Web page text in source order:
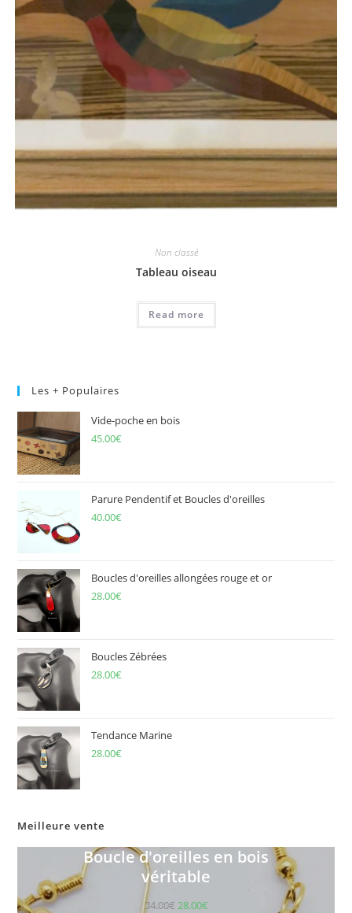
Non classé
Tableau oiseau
Read more
Les + Populaires
Vide-poche en bois
45.00€
Parure Pendentif et Boucles d'oreilles
40.00€
Boucles d'oreilles allongées rouge et or
28.00€
Boucles Zébrées
28.00€
Tendance Marine
28.00€
Meilleure vente
Boucle d'oreilles en bois
véritable
34.00€ 28.00€